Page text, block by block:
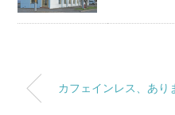
カフェインレス、あり